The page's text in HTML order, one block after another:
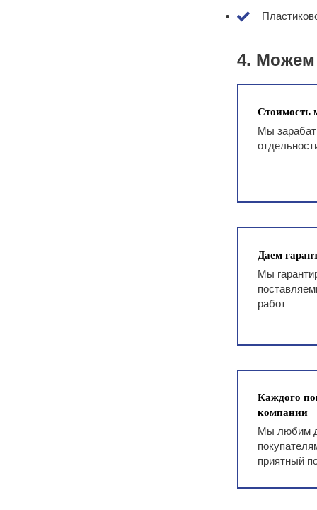
4. Можем
Стоимость
Мы
Даем
Мы
работ
Каждого
компании
Мы любим
приятный